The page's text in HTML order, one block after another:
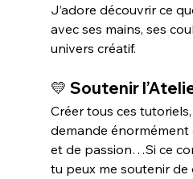
J’adore découvrir ce
avec ses mains, ses
univers créatif.
💛 Soutenir
Créer tous ces
demande énormément
et de passion…Si ce
tu peux me soutenir de